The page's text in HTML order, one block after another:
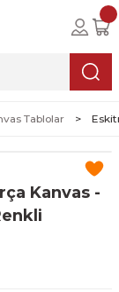
Tablolar
Kanvas -